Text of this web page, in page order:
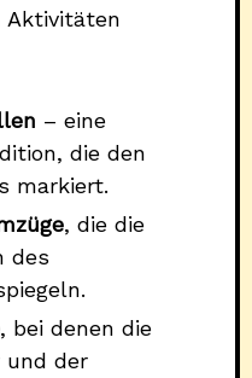
Aktivitäten
– eine
die den
markiert.
, die die
des
, bei denen die
und der